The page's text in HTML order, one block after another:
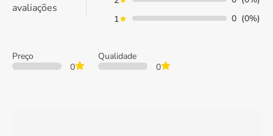
avaliações
1
0 (0%)
Preço
0
Qualidade
0